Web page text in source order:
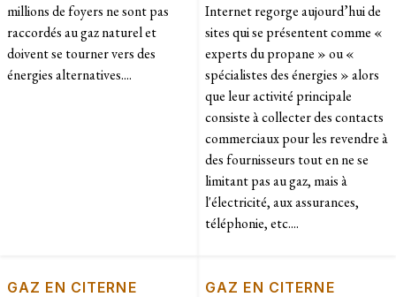
millions de foyers ne sont pas
raccordés au gaz naturel et
doivent se tourner vers des
énergies alternatives....
Internet regorge aujourd’hui de
sites qui se présentent comme «
experts du propane » ou «
spécialistes des énergies » alors
que leur activité principale
consiste à collecter des contacts
commerciaux pour les revendre à
des fournisseurs tout en ne se
limitant pas au gaz, mais à
l'électricité, aux assurances,
téléphonie, etc....
GAZ EN CITERNE GAZ EN CITERNE